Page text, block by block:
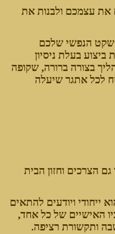
את עצמכם ולבנות את
הנפשי שלכם
בעלת ניסיון
בצורה ברורה, שקופה
לכל אתגר שיעלה
הצרכים וחזון הבית
ייחודי ויודעים להתאים
האישיים של כל אחד,
ותקשורת רציפה.